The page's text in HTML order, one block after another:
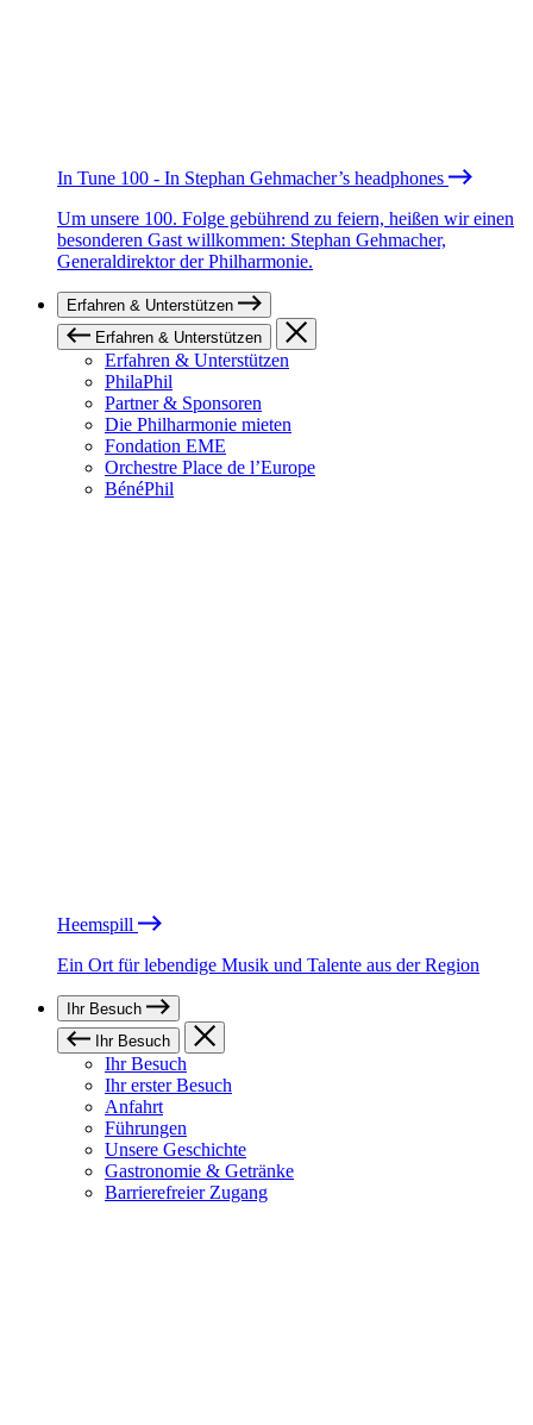
In Tune 100 - In Stephan Gehmacher’s headphones
Um unsere 100. Folge gebührend zu feiern, heißen wir einen
besonderen Gast willkommen: Stephan Gehmacher,
Generaldirektor der Philharmonie.
Erfahren & Unterstützen
Erfahren & Unterstützen
Erfahren & Unterstützen
PhilaPhil
Partner & Sponsoren
Die Philharmonie mieten
Fondation EME
Orchestre Place de l’Europe
BénéPhil
Heemspill
Ein Ort für lebendige Musik und Talente aus der Region
Ihr Besuch
Ihr Besuch
Ihr Besuch
Ihr erster Besuch
Anfahrt
Führungen
Unsere Geschichte
Gastronomie & Getränke
Barrierefreier Zugang